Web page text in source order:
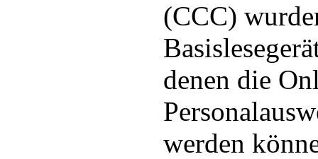
(CCC)
denen die
werden